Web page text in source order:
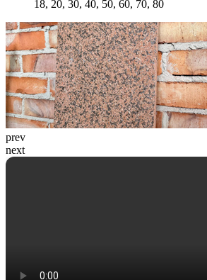
18, 20, 30, 40, 50, 60, 70, 80
prev
next